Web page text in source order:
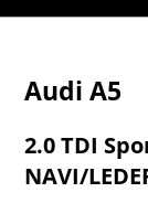
Audi A5
2.0 TDI
NAVI/